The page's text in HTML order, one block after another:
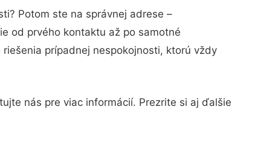
Potom ste na správnej adrese –
od prvého kontaktu až po samotné
prípadnej nespokojnosti, ktorú vždy
nás pre viac informácií. Prezrite si aj ďalšie